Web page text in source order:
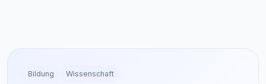
Bildung Wissenschaft